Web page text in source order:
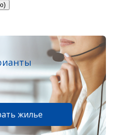
жилье